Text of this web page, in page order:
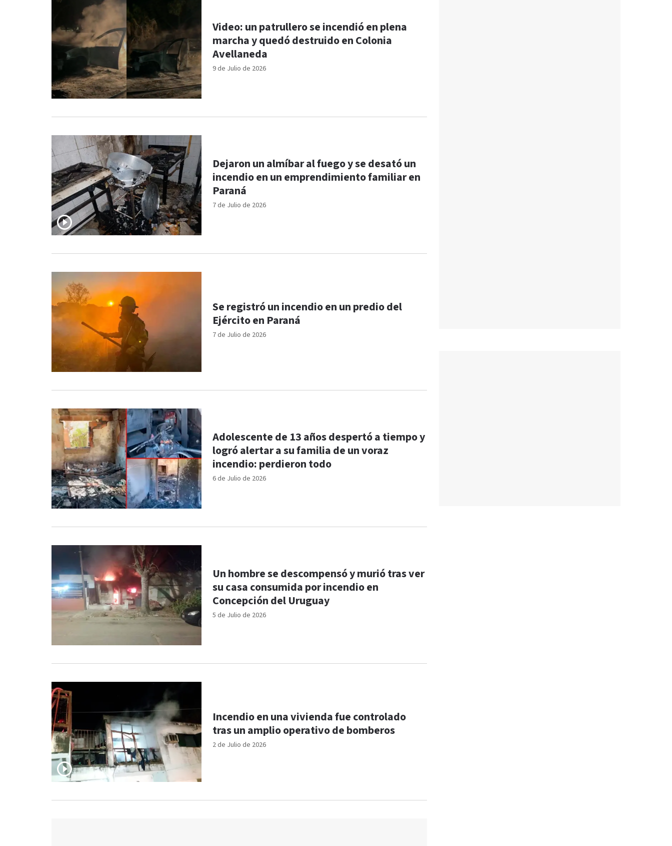
9 de Julio de 2026
Video: un patrullero se incendió en plena
marcha y quedó destruido en Colonia
Avellaneda
7 de Julio de 2026
Dejaron un almíbar al fuego y se desató un
incendio en un emprendimiento familiar en
Paraná
7 de Julio de 2026
Se registró un incendio en un predio del
Ejército en Paraná
6 de Julio de 2026
Adolescente de 13 años despertó a tiempo y
logró alertar a su familia de un voraz
incendio: perdieron todo
5 de Julio de 2026
Un hombre se descompensó y murió tras ver
su casa consumida por incendio en
Concepción del Uruguay
2 de Julio de 2026
Incendio en una vivienda fue controlado
tras un amplio operativo de bomberos